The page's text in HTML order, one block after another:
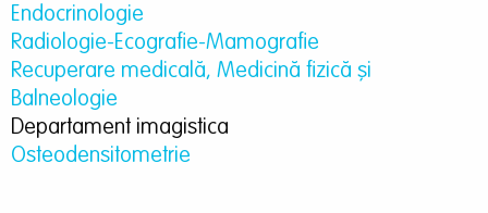
Endocrinologie
Radiologie-Ecografie-Mamografie
Recuperare medicală, Medicină fizică şi
Balneologie
Departament imagistica
Osteodensitometrie